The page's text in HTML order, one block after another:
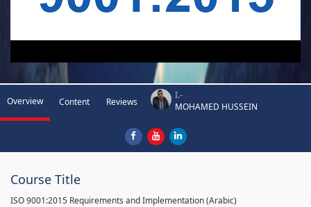
Overview Content Reviews
I.-
MOHAMED HUSSEIN
Course Title
ISO 9001:2015 Requirements and Implementation (Arabic)